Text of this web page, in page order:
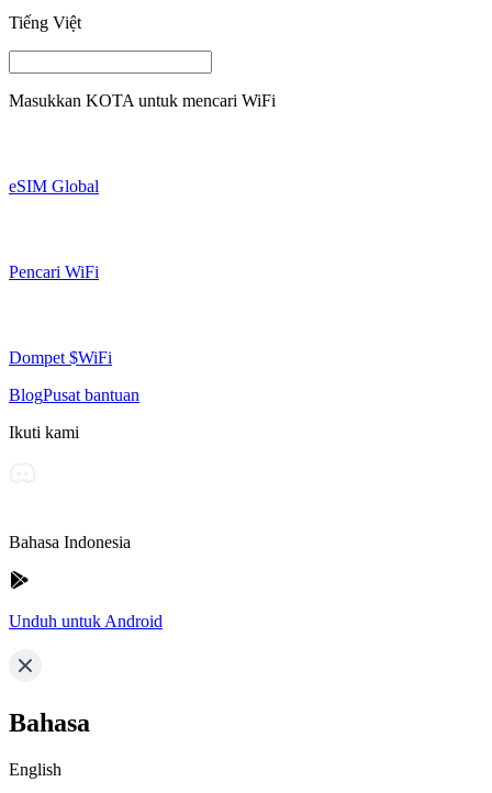
Tiếng Việt
Masukkan KOTA untuk mencari WiFi
eSIM Global
Pencari WiFi
Dompet $WiFi
BlogPusat bantuan
Ikuti kami
Bahasa Indonesia
Unduh untuk Android
Bahasa
English